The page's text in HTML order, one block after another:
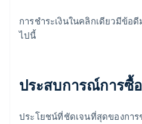
การชำระเงินในคลิกเดียวมีข้อ
ไปนี้
ประสบการณ์การซื้
ประโยชน์ที่ชัดเจนที่สุดของการ